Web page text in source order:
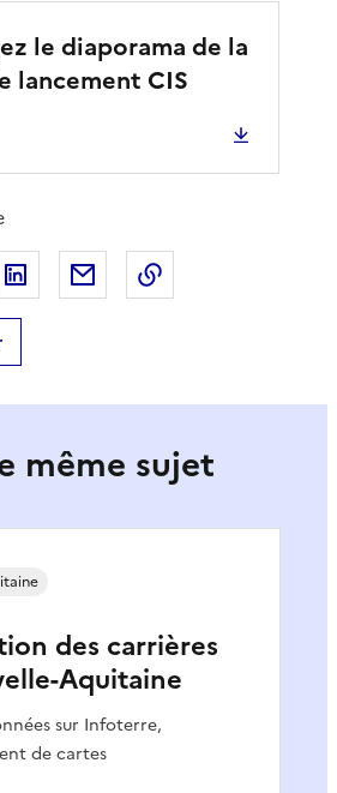
le diaporama de la
lancement CIS
Facebook
sur X
Partager sur LinkedIn
Partager par email
même sujet
des carrières
Aquitaine
sur Infoterre,
de cartes